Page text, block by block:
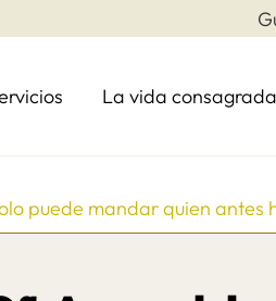
La vida
puede mandar quien